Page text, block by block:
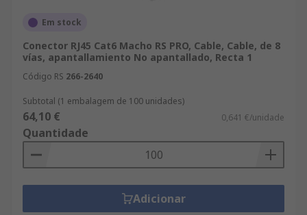
Em stock
Conector RJ45 Cat6 Macho RS PRO, Cable, Cable, de 8
vías, apantallamiento No apantallado, Recta 1
Código RS 266-2640
Subtotal (1 embalagem de 100 unidades)
64,10 € 0,641 €/unidade
Quantidade
Adicionar